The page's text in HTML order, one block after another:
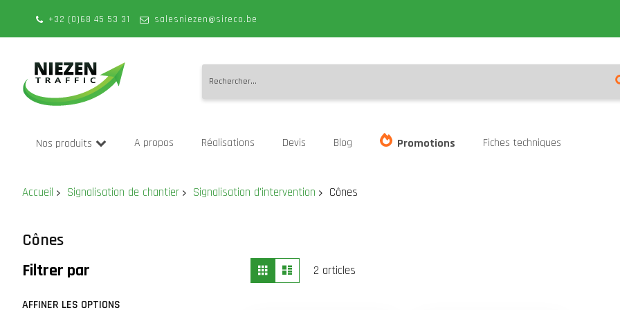
+32 (0)68 45 53 31 salesniezen@sireco.be
contenuNos produits A propos Réalisations Devis Blog Promotions Fiches techniques
Accueil Signalisation de chantier Signalisation d'intervention Cônes
Cônes
Afficher
en
Grille Liste2 articles
Filtrer par
AFFINER LES OPTIONS